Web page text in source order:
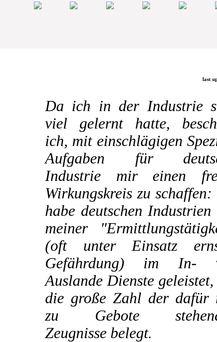
last
Da ich in der Industrie
viel gelernt hatte,
ich, mit einschlägigen
Aufgaben für
Industrie mir einen
Wirkungskreis zu
habe deutschen
meiner
(oft unter Einsatz
Gefährdung) im In-
Auslande Dienste
die große Zahl der dafür
zu Gebote
Zeugnisse belegt.